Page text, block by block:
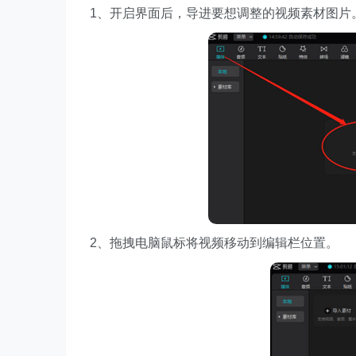
1、开启界面后，导进要想调整的视频素材图片
2、拖拽电脑鼠标将视频移动到编辑栏位置。